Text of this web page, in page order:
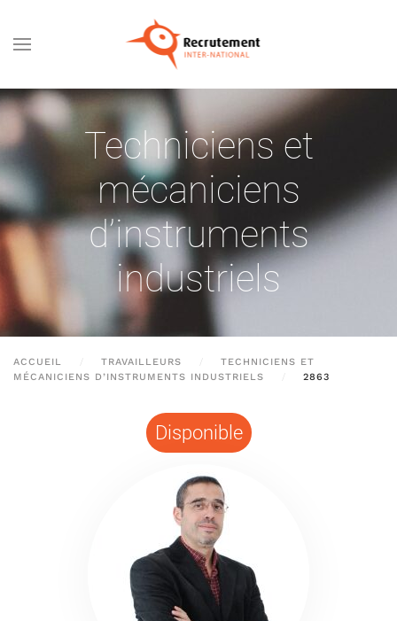
Passer au contenu principal
Techniciens et
mécaniciens
d’instruments
industriels
ACCUEIL TRAVAILLEURS
TECHNICIENS ET
MÉCANICIENS D’INSTRUMENTS INDUSTRIELS
2863
Disponible